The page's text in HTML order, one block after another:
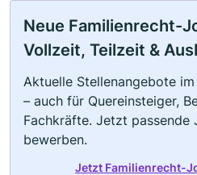
Neue Familienrecht-
Vollzeit, Teilzeit &
Aktuelle Stellenangebote
– auch für Quereinsteiger,
Fachkräfte. Jetzt
bewerben.
Jetzt Familienrecht-